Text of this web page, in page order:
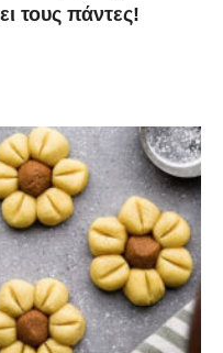
τους πάντες!